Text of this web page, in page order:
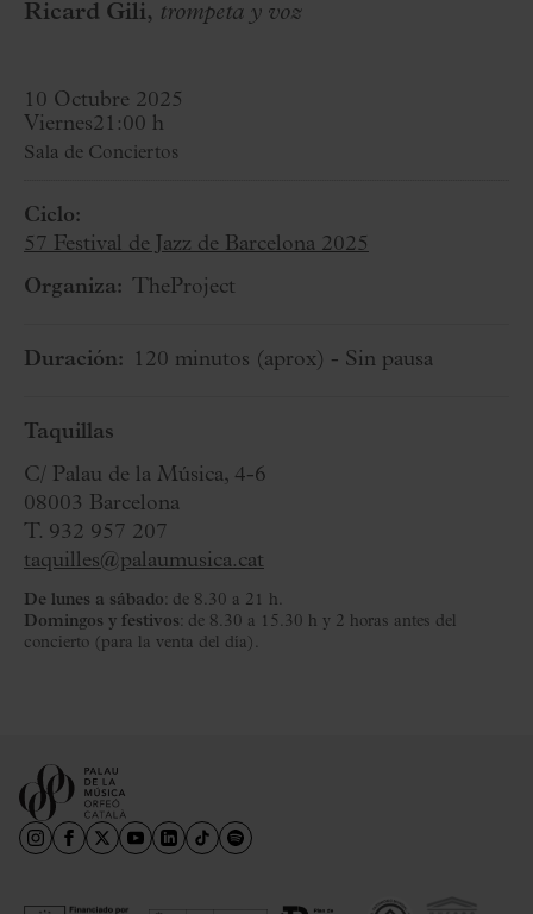
Ricard Gili, trompeta y voz
10 Octubre 2025
Viernes21:00 h
Sala de Conciertos
Ciclo:
57 Festival de Jazz de Barcelona 2025
Organiza: TheProject
Duración: 120 minutos (aprox) - Sin pausa
Taquillas
C/ Palau de la Música, 4-6
08003 Barcelona
T. 932 957 207
taquilles@palaumusica.cat
De lunes a sábado: de 8.30 a 21 h.
Domingos y festivos: de 8.30 a 15.30 h y 2 horas antes del
concierto (para la venta del día).